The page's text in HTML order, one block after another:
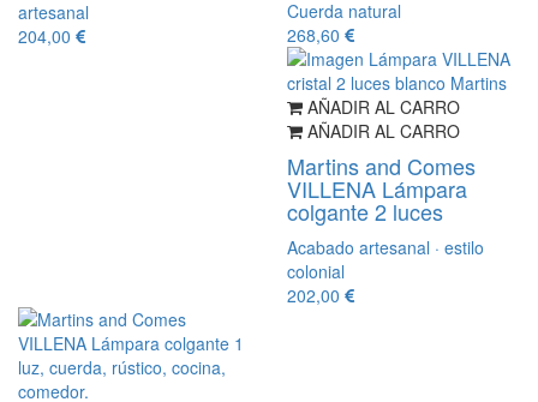
artesanal
204,00
Cuerda natural
268,60
AÑADIR AL CARRO
AÑADIR AL CARRO
Martins and Comes
VILLENA Lámpara
colgante 2 luces
Acabado artesanal · estilo
colonial
202,00